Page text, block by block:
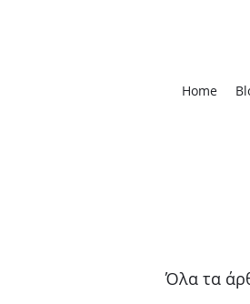
Home
Όλα τα